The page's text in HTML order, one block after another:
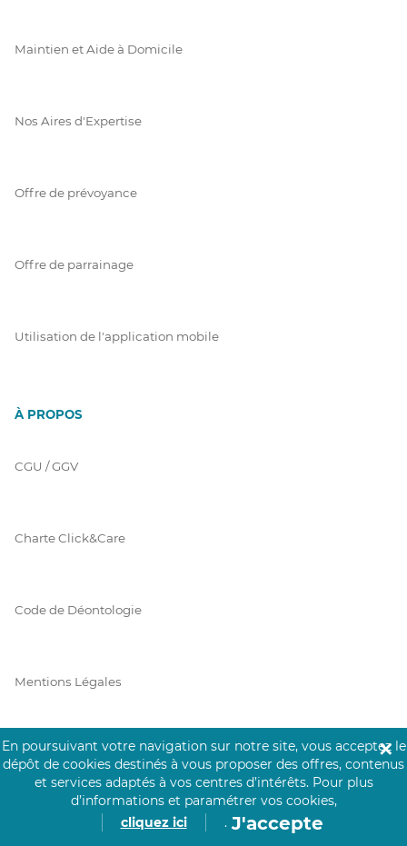
Maintien et Aide à Domicile
Nos Aires d'Expertise
Offre de prévoyance
Offre de parrainage
Utilisation de l'application mobile
À PROPOS
CGU / GGV
Charte Click&Care
Code de Déontologie
Mentions Légales
Prérequis Click&Care
Protection des Données
En poursuivant votre navigation sur notre site, vous acceptez le
dépôt de cookies destinés à vous proposer des offres, contenus
et services adaptés à vos centres d’intérêts. Pour plus
d’informations et paramétrer vos cookies,
cliquez ici
. J'accepte
✕